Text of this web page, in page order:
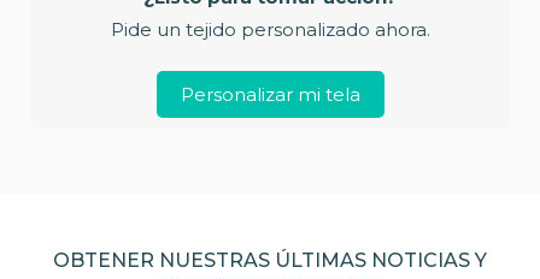
Pide un tejido personalizado ahora.
Personalizar mi tela
OBTENER NUESTRAS ÚLTIMAS NOTICIAS Y